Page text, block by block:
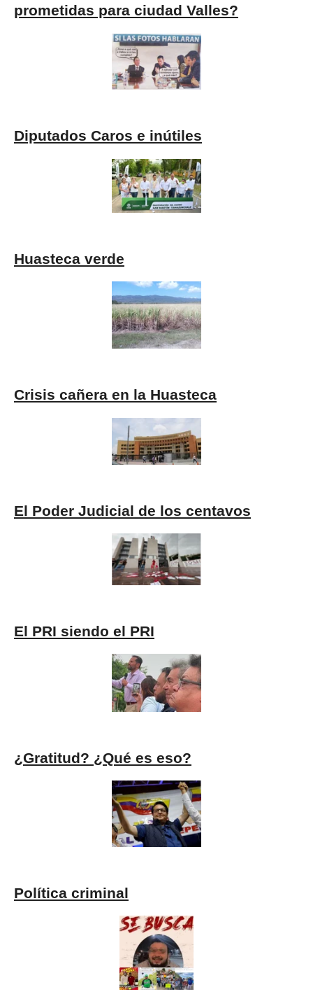
prometidas para ciudad Valles?
Diputados Caros e inútiles
Huasteca verde
Crisis cañera en la Huasteca
El Poder Judicial de los centavos
El PRI siendo el PRI
¿Gratitud? ¿Qué es eso?
Política criminal